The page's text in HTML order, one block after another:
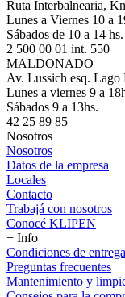
Ruta Interbalnearia,
Lunes a Viernes 10 a
Sábados de 10 a 14 hs.
2 500 00 01 int. 550
MALDONADO
Av. Lussich esq. Lago
Lunes a viernes 9 a
Sábados 9 a 13hs.
42 25 89 85
Nosotros
Nosotros
Datos de la empresa
Locales
Contacto
Trabajá con nosotros
Conocé KLIPEN
+ Info
Condiciones de entrega
Preguntas frecuentes
Mantenimiento y